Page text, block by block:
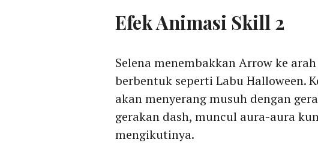
Efek Animasi Skill 2
Selena menembakkan Arrow ke
berbentuk seperti Labu Halloween.
akan menyerang musuh dengan
gerakan dash, muncul aura-aura
mengikutinya.